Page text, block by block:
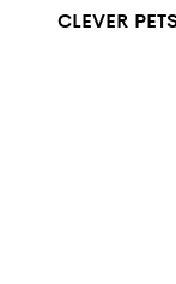
CLEVER